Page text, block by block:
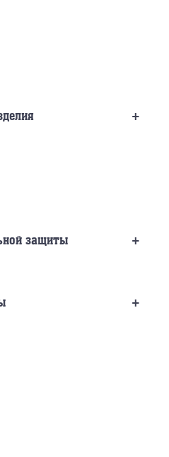
+
+
защиты
+